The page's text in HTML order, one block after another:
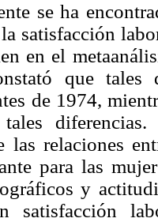
se ha
satisfacción
en el
que tales
de 1974,
tales
las relaciones
para las
y
satisfacción